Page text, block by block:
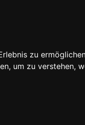
zu
um zu verstehen,